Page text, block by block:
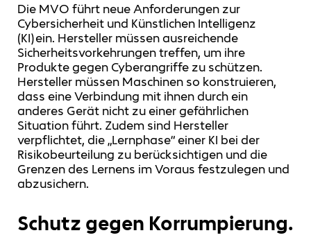
Die MVO führt neue Anforderungen zur
Cybersicherheit und Künstlichen Intelligenz
(KI) ein. Hersteller müssen ausreichende
Sicherheitsvorkehrungen treffen, um ihre
Produkte gegen Cyberangriffe zu schützen.
Hersteller müssen Maschinen so konstruieren,
dass eine Verbindung mit ihnen durch ein
anderes Gerät nicht zu einer gefährlichen
Situation führt. Zudem sind Hersteller
verpflichtet, die „Lernphase“ einer KI bei der
Risikobeurteilung zu berücksichtigen und die
Grenzen des Lernens im Voraus festzulegen und
abzusichern.
Schutz gegen Korrumpierung.